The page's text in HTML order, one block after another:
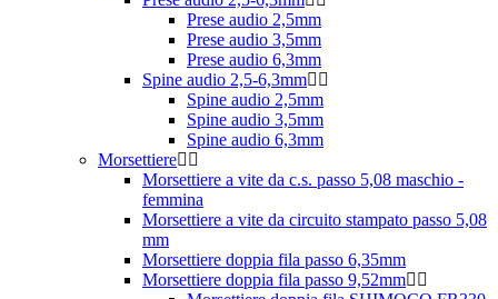
Prese audio 2,5mm
Prese audio 3,5mm
Prese audio 6,3mm
Spine audio 2,5-6,3mm
Spine audio 2,5mm
Spine audio 3,5mm
Spine audio 6,3mm
Morsettiere
Morsettiere a vite da c.s. passo 5,08 maschio -
femmina
Morsettiere a vite da circuito stampato passo 5,08
mm
Morsettiere doppia fila passo 6,35mm
Morsettiere doppia fila passo 9,52mm